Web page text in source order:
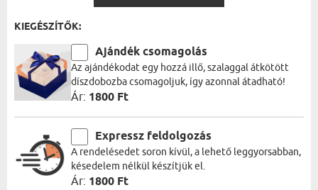
KIEGÉSZÍTŐK:
Ajándék csomagolás
Az ajándékodat egy hozzá illő, szalaggal átkötött
díszdobozba csomagoljuk, így azonnal átadható!
Ár: 1800 Ft
Expressz feldolgozás
A rendelésedet soron kívül, a lehető leggyorsabban,
késedelem nélkül készítjük el.
Ár: 1800 Ft